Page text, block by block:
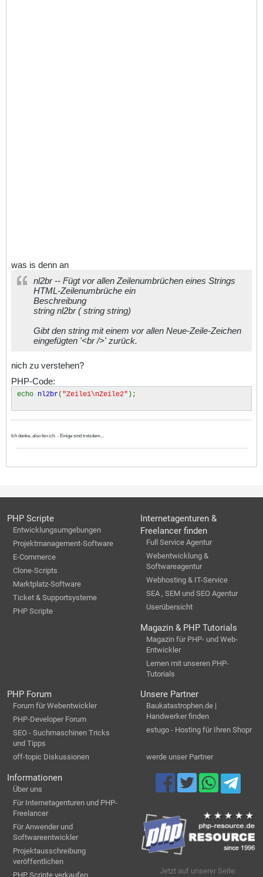
was is denn an
nl2br -- Fügt vor allen Zeilenumbrüchen eines Strings
HTML-Zeilenumbrüche ein
Beschreibung
string nl2br ( string string)
Gibt den string mit einem vor allen Neue-Zeile-Zeichen
eingefügten '<br />' zurück.
nich zu verstehen?
PHP-Code:
echo nl2br( "Zeile1\nZeile2" );
Ich denke, also bin ich. - Einige sind trotzdem...
PHP Scripte
Entwicklungsumgebungen
Projektmanagement-Software
E-Commerce
Clone-Scripts
Marktplatz-Software
Ticket & Supportsysteme
PHP Scripte
Internetagenturen &
Freelancer finden
Full Service Agentur
Webentwicklung &
Softwareagentur
Webhosting & IT-Service
SEA , SEM und SEO Agentur
Userübersicht
Magazin & PHP Tutorials
Magazin für PHP- und Web-
Entwickler
Lernen mit unseren PHP-
Tutorials
PHP Forum
Forum für Webentwickler
PHP-Developer Forum
SEO - Suchmaschinen Tricks
und Tipps
off-topic Diskussionen
Unsere Partner
Baukatastrophen.de |
Handwerker finden
estugo - Hosting für Ihren Shopr
werde unser Partner
Informationen
Über uns
Für Internetagenturen und PHP-
Freelancer
Für Anwender und
Softwareentwickler
Projektausschreibung
veröffentlichen
PHP Scripte verkaufen
Jetzt auf unserer Seite: